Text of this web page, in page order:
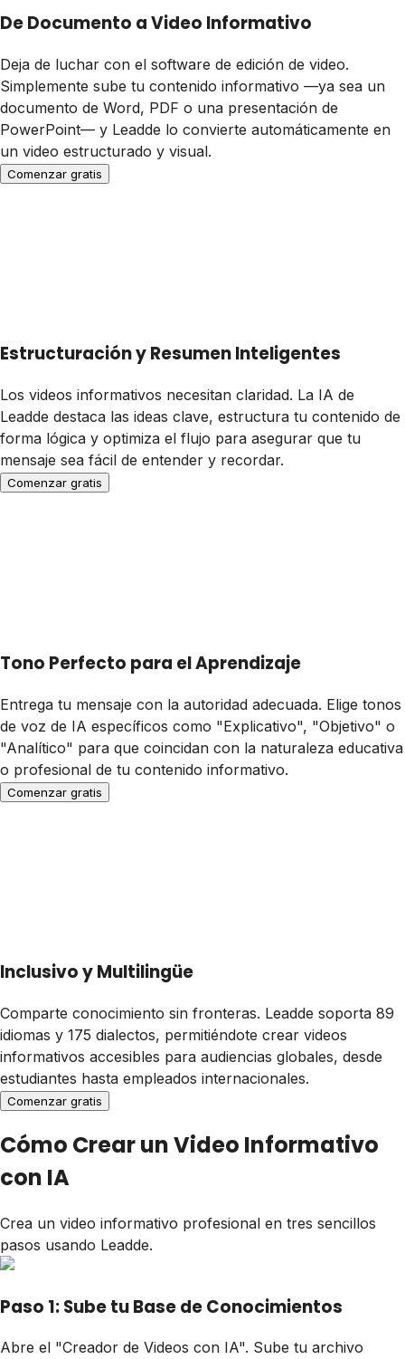
De Documento a Video Informativo
Deja de luchar con el software de edición de video.
Simplemente sube tu contenido informativo —ya sea un
documento de Word, PDF o una presentación de
PowerPoint— y Leadde lo convierte automáticamente en
un video estructurado y visual.
Comenzar gratis
Estructuración y Resumen Inteligentes
Los videos informativos necesitan claridad. La IA de
Leadde destaca las ideas clave, estructura tu contenido de
forma lógica y optimiza el flujo para asegurar que tu
mensaje sea fácil de entender y recordar.
Comenzar gratis
Tono Perfecto para el Aprendizaje
Entrega tu mensaje con la autoridad adecuada. Elige tonos
de voz de IA específicos como "Explicativo", "Objetivo" o
"Analítico" para que coincidan con la naturaleza educativa
o profesional de tu contenido informativo.
Comenzar gratis
Inclusivo y Multilingüe
Comparte conocimiento sin fronteras. Leadde soporta 89
idiomas y 175 dialectos, permitiéndote crear videos
informativos accesibles para audiencias globales, desde
estudiantes hasta empleados internacionales.
Comenzar gratis
Cómo Crear un Video Informativo
con IA
Crea un video informativo profesional en tres sencillos
pasos usando Leadde.
Paso 1: Sube tu Base de Conocimientos
Abre el "Creador de Videos con IA". Sube tu archivo